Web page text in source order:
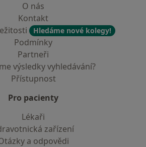
O nás
Kontakt
Hledáme nové kolegy!
Podmínky
Partneři
výsledky vyhledávání?
Přístupnost
Pro pacienty
Lékaři
zařízení
a odpovědi